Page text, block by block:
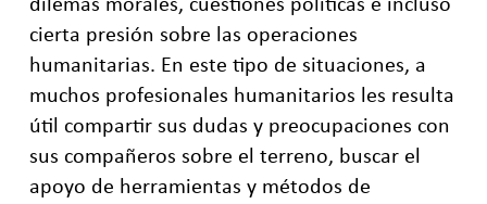
cierta presión sobre las operaciones
humanitarias. En este tipo de situaciones, a
muchos profesionales humanitarios les resulta
útil compartir sus dudas y preocupaciones con
sus compañeros sobre el terreno, buscar el
apoyo de herramientas y métodos de